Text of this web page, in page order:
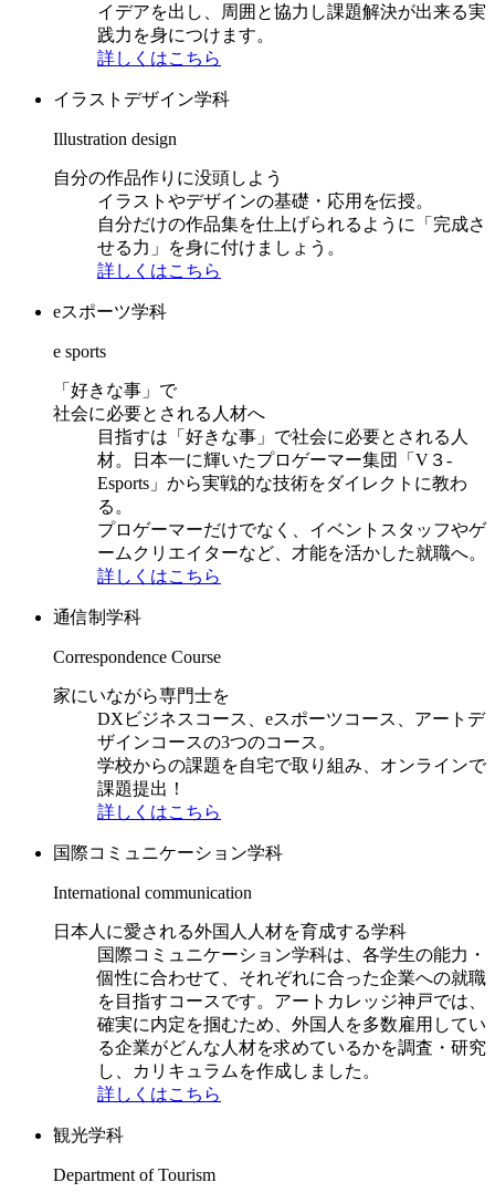
イデアを出し、周囲と協力し課題解決が出来る実
践力を身につけます。
詳しくはこちら
イラストデザイン学科
Illustration design
自分の作品作りに没頭しよう
イラストやデザインの基礎・応用を伝授。
自分だけの作品集を仕上げられるように「完成さ
せる力」を身に付けましょう。
詳しくはこちら
eスポーツ学科
e sports
「好きな事」で
社会に必要とされる人材へ
目指すは「好きな事」で社会に必要とされる人
材。日本一に輝いたプロゲーマー集団「V３-
Esports」から実戦的な技術をダイレクトに教わ
る。
プロゲーマーだけでなく、イベントスタッフやゲ
ームクリエイターなど、才能を活かした就職へ。
詳しくはこちら
通信制学科
Correspondence Course
家にいながら専門士を
DXビジネスコース、eスポーツコース、アートデ
ザインコースの3つのコース。
学校からの課題を自宅で取り組み、オンラインで
課題提出！
詳しくはこちら
国際コミュニケーション学科
International communication
日本人に愛される外国人人材を育成する学科
国際コミュニケーション学科は、各学生の能力・
個性に合わせて、それぞれに合った企業への就職
を目指すコースです。アートカレッジ神戸では、
確実に内定を掴むため、外国人を多数雇用してい
る企業がどんな人材を求めているかを調査・研究
し、カリキュラムを作成しました。
詳しくはこちら
観光学科
Department of Tourism